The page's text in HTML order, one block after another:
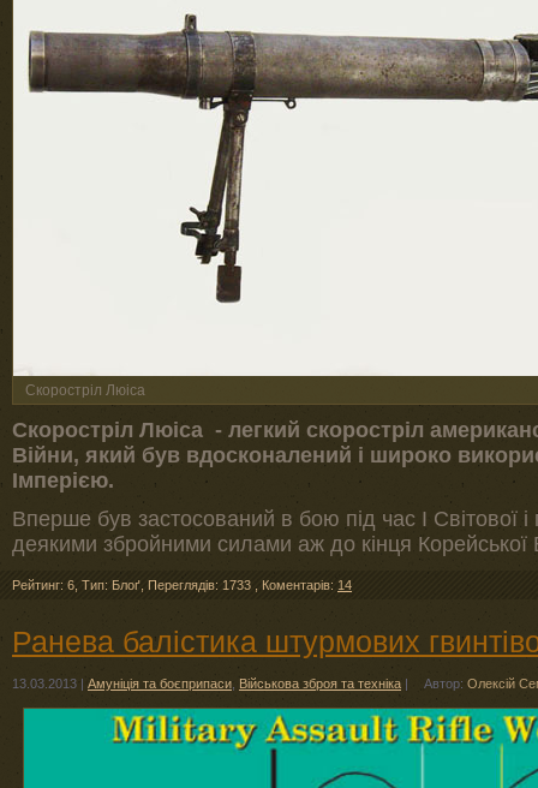
Скоростріл Люіса
Скоростріл Люіса - легкий скоростріл
Війни, який був вдосконалений і широко
Імперією.
Вперше був застосований в бою під час І Світової
деякими збройними силами аж до кінця Корейської
Рейтинг: 6 Тип: Блоґ Переглядів: 1733 Коментарів: 14
Ранева балістика штурмових
13.03.2013 | Амуніція та боєприпаси Військова зброя та техніка | Автор: Олексій